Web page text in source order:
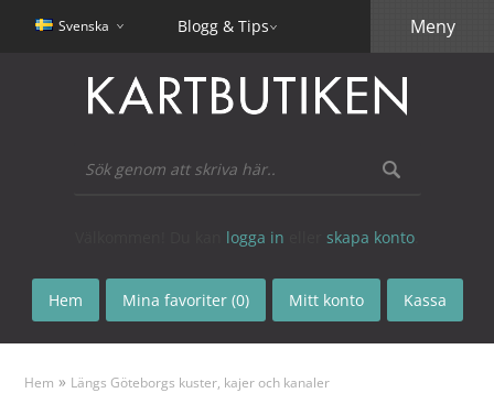
Svenska Blogg & Tips
logga in skapa konto
Hem Mina favoriter (0) Mitt konto Kassa
Meny
Hem » Längs Göteborgs kuster, kajer och kanaler